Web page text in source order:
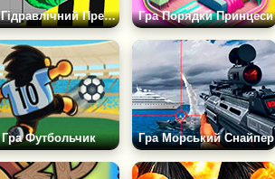
Гра Гідравлічний Прес 2D АСМР Гра Порядки Принцеси
Гра Футбольчик Гра Морський Снайпер